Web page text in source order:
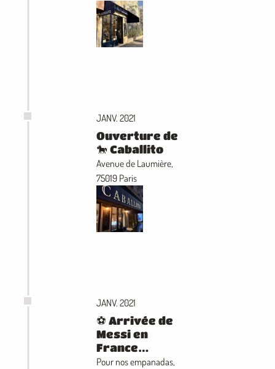
JANV. 2021
Ouverture de
🐎 Caballito
Avenue de Laumière,
75019 Paris
JANV. 2021
⚽️ Arrivée de
Messi en
France…
Pour nos empanadas,